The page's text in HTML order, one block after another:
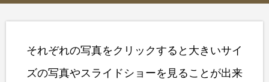
それぞれの写真をクリックすると大きいサイ
ズの写真やスライドショーを見ることが出来